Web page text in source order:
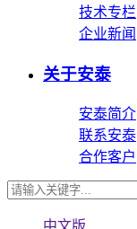
技术专栏
企业新闻
关于安泰
安泰简介
联系安泰
合作客户
中文版